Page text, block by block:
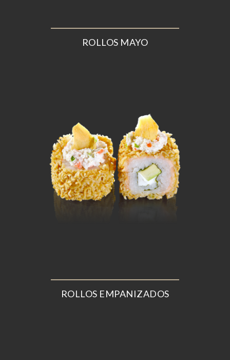
ROLLOS MAYO
ROLLOS EMPANIZADOS